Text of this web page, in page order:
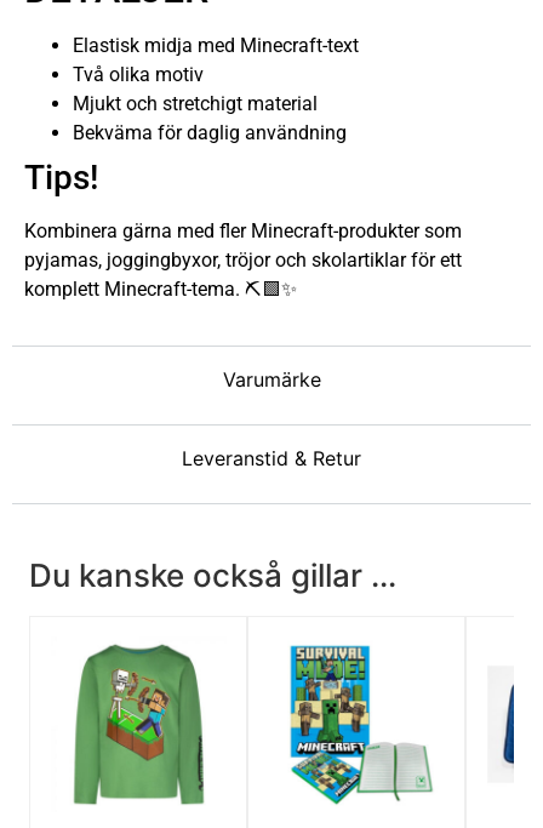
Varumärke
Leveranstid & Retur
Elastisk midja med Minecraft-text
Två olika motiv
Mjukt och stretchigt material
Bekväma för daglig användning
Tips!
Kombinera gärna med fler Minecraft-produkter som
pyjamas, joggingbyxor, tröjor och skolartiklar för ett
komplett Minecraft-tema. ⛏️🟩✨
Du kanske också gillar ...